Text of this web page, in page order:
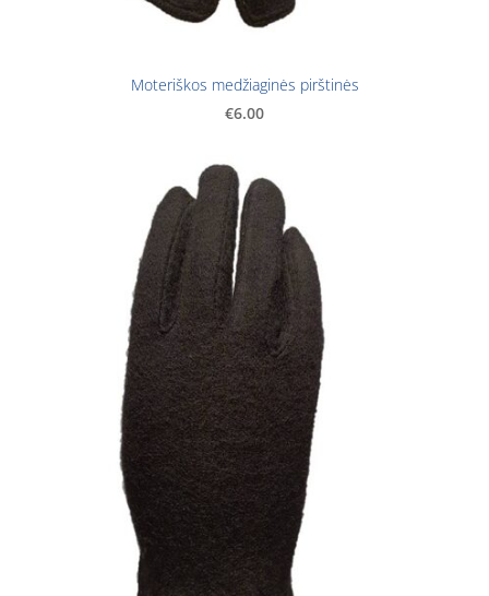
Moteriškos medžiaginės pirštinės
€6.00